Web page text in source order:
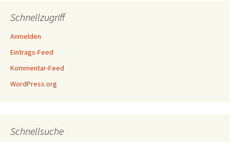
Schnellzugriff
Anmelden
Eintrags-Feed
Kommentar-Feed
WordPress.org
Schnellsuche